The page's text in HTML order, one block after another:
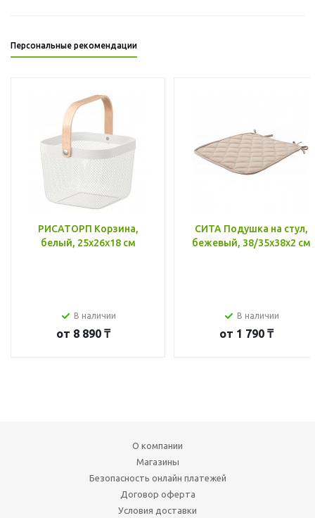
Персональные рекомендации
РИСАТОРП Корзина,
белый, 25x26x18 см
В наличии
от 8 890 ₸
СИТА Подушка на стул,
бежевый, 38/35x38x2 см
В наличии
от 1 790 ₸
О компании
Магазины
Безопасность онлайн платежей
Договор оферта
Условия доставки